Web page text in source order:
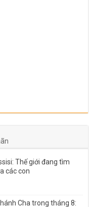
Thế giới đang tìm
các con
Cha trong tháng 8: